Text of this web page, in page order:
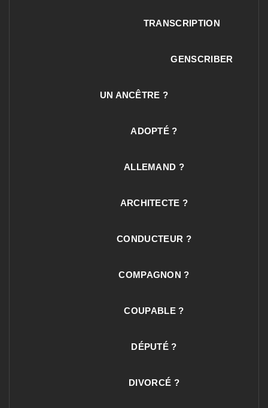
TRANSCRIPTION
GENSCRIBER
UN ANCÊTRE ?
ADOPTÉ ?
ALLEMAND ?
ARCHITECTE ?
CONDUCTEUR ?
COMPAGNON ?
COUPABLE ?
DÉPUTÉ ?
DIVORCÉ ?